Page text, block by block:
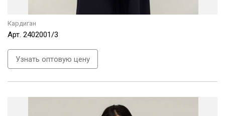
Кардиган
Арт. 2402001/3
Узнать оптовую цену